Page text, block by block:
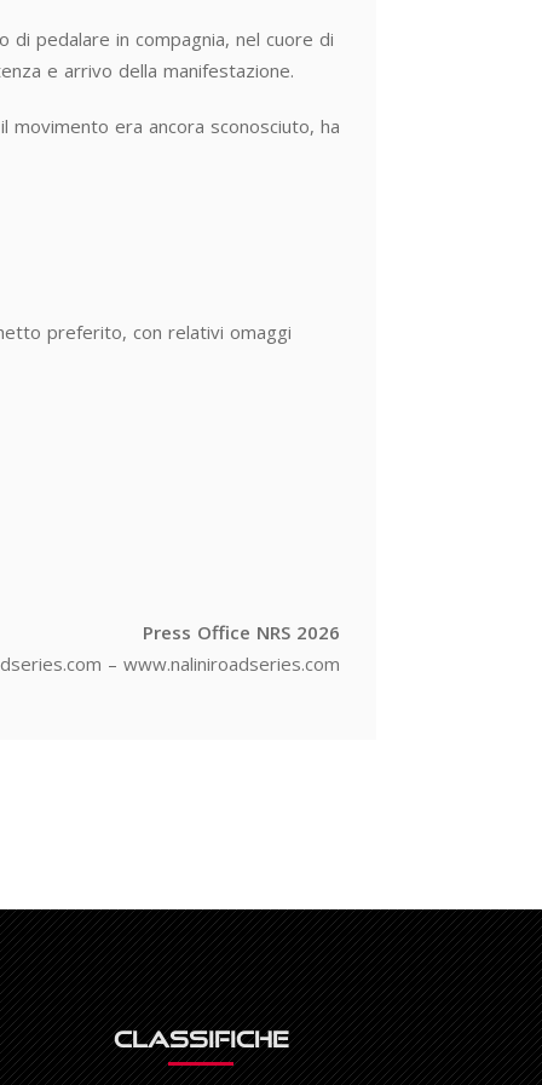
pedalare in compagnia, nel cuore di
e arrivo della manifestazione.
movimento era ancora sconosciuto, ha
preferito, con relativi omaggi
Press Office NRS 2026
– www.naliniroadseries.com
Classifiche